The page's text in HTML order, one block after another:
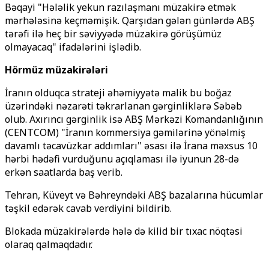
Bəqayi "Hələlik yekun razılaşmanı müzakirə etmək
mərhələsinə keçməmişik. Qarşıdan gələn günlərdə ABŞ
tərəfi ilə heç bir səviyyədə müzakirə görüşümüz
olmayacaq" ifadələrini işlədib.
Hörmüz müzakirələri
İranın olduqca strateji əhəmiyyətə malik bu boğaz
üzərindəki nəzarəti təkrarlanan gərginliklərə Səbəb
olub. Axırıncı gərginlik isə ABŞ Mərkəzi Komandanlığının
(CENTCOM) "İranın kommersiya gəmilərinə yönəlmiş
davamlı təcavüzkar addımları" əsası ilə İrana məxsus 10
hərbi hədəfi vurduğunu açıqlaması ilə iyunun 28-də
erkən saatlarda baş verib.
Tehran, Küveyt və Bəhreyndəki ABŞ bazalarına hücumlar
təşkil edərək cavab verdiyini bildirib.
Blokada müzakirələrdə hələ də kilid bir tıxac nöqtəsi
olaraq qalmaqdadır.